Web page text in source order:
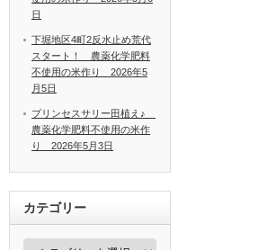
日
下堀地区4町2反水止め荒代
スタート！ 農薬化学肥料
不使用の米作り 2026年5
月5日
プリンセスサリー田植え♪
農薬化学肥料不使用の米作
り 2026年5月3日
カテゴリー
カ